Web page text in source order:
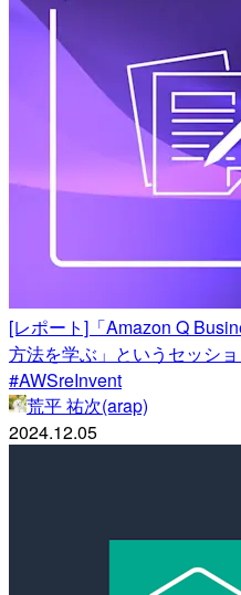
[レポート]「Amazon Q
方法を学ぶ」というセッシ
#AWSreInvent
荒平 祐次(arap)
2024.12.05